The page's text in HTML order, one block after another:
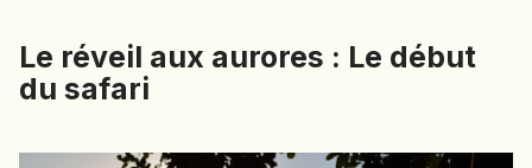
EMIRATS ARABES UNIS
EQUATEUR
ESTONIE
Le réveil aux aurores : Le début
du safari